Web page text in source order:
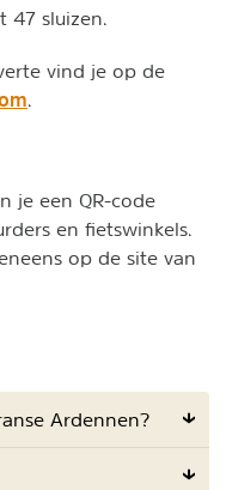
47 sluizen.
vind je op de
je een QR-code
en fietswinkels.
op de site van
Ardennen?